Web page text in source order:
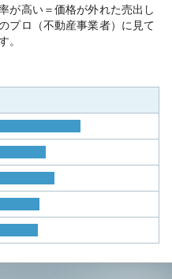
が高い＝価格が外れた売出し
プロ（不動産事業者）に見て
。